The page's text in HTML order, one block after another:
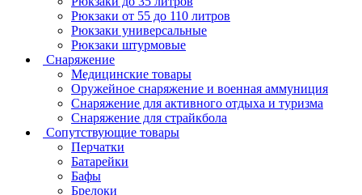
Рюкзаки от 55 до 110 литров
Рюкзаки универсальные
Рюкзаки штурмовые
Снаряжение
Медицинские товары
Оружейное снаряжение и военная аммуниция
Снаряжение для активного отдыха и туризма
Снаряжение для страйкбола
Сопутствующие товары
Перчатки
Батарейки
Бафы
Брелоки